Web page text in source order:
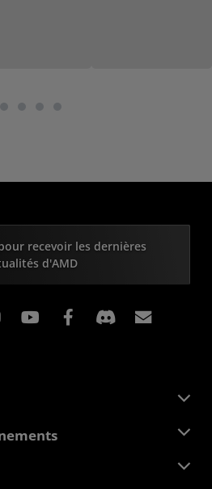
recevoir les dernières
d'AMD
Instagram Facebook